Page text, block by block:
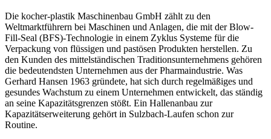
Die kocher-plastik Maschinenbau GmbH zählt zu den
Weltmarktführern bei Maschinen und Anlagen, die mit der Blow-
Fill-Seal (BFS)-Technologie in einem ­Zyklus Systeme für die
Verpackung von flüssigen und pastösen Produkten ­herstellen. Zu
den Kunden des mittelständischen Traditionsunternehmens gehören
die bedeutendsten Unternehmen aus der Pharma­industrie. Was
Gerhard Hansen 1963 gründete, hat sich durch regelmäßiges und
gesundes Wachstum zu einem Unternehmen entwickelt, das ständig
an seine Kapazitätsgrenzen stößt. Ein Hallenanbau zur
Kapazitätserweiterung gehört in Sulzbach-Laufen schon zur
Routine.